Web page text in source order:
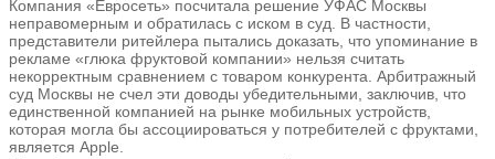
Компания «Евросеть» посчитала решение УФАС Москвы
неправомерным и обратилась с иском в суд. В частности,
представители ритейлера пытались доказать, что упоминание в
рекламе «глюка фруктовой компании» нельзя считать
некорректным сравнением с товаром конкурента. Арбитражный
суд Москвы не счел эти доводы убедительными, заключив, что
единственной компанией на рынке мобильных устройств,
которая могла бы ассоциироваться у потребителей с фруктами,
является Apple.